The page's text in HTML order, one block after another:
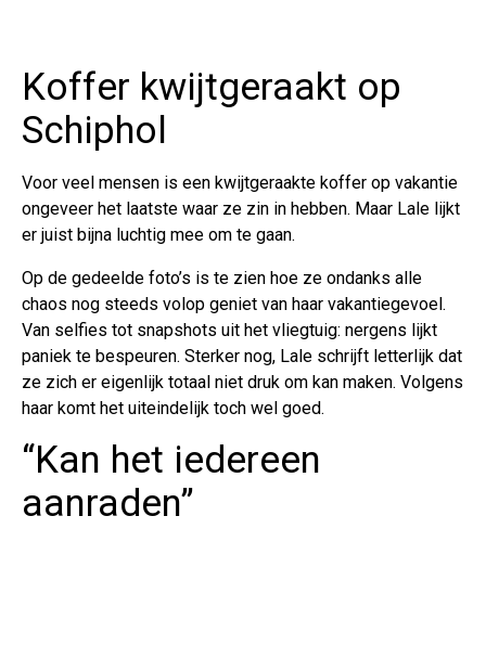
Koffer kwijtgeraakt op
Schiphol
Voor veel mensen is een kwijtgeraakte koffer op vakantie
ongeveer het laatste waar ze zin in hebben. Maar Lale lijkt
er juist bijna luchtig mee om te gaan.
Op de gedeelde foto’s is te zien hoe ze ondanks alle
chaos nog steeds volop geniet van haar vakantiegevoel.
Van selfies tot snapshots uit het vliegtuig: nergens lijkt
paniek te bespeuren. Sterker nog, Lale schrijft letterlijk dat
ze zich er eigenlijk totaal niet druk om kan maken. Volgens
haar komt het uiteindelijk toch wel goed.
“Kan het iedereen
aanraden”